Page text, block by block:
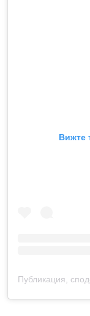
Вижте